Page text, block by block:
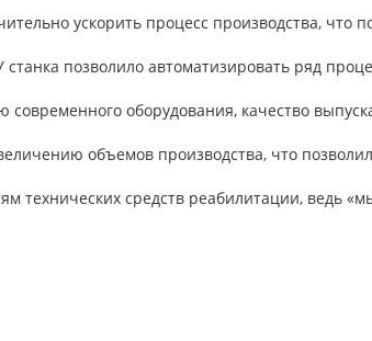
ускорить процесс производства, что
позволило автоматизировать ряд
оборудования, качество
объемов производства, что
технических средств реабилитации, ведь